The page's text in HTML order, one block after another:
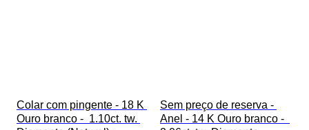
Colar com pingente - 18 K
Ouro branco -  1.10ct. tw.
Sem preço de reserva -
Anel - 14 K Ouro branco -